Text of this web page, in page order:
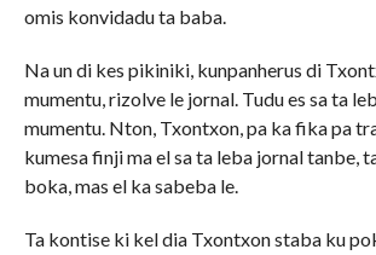
omis konvidadu ta baba.
Na un di kes pikiniki, kunpanherus di
mumentu, rizolve le jornal. Tudu es sa ta
mumentu. Nton, Txontxon, pa ka fika pa
kumesa finji ma el sa ta leba jornal tanbe,
boka, mas el ka sabeba le.
Ta kontise ki kel dia Txontxon staba ku